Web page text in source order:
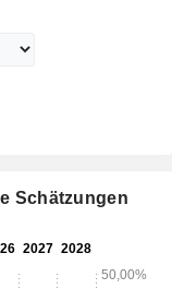
Schätzungen